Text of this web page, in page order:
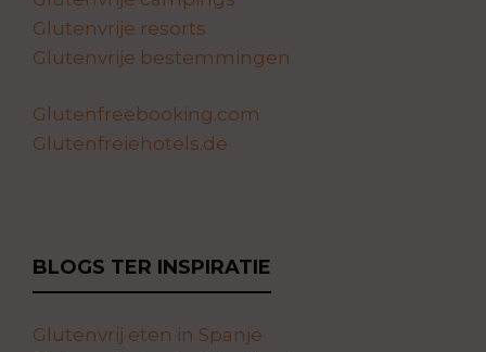
Glutenvrije resorts
Glutenvrije bestemmingen
Glutenfreebooking.com
Glutenfreiehotels.de
BLOGS TER INSPIRATIE
Glutenvrij eten in Spanje